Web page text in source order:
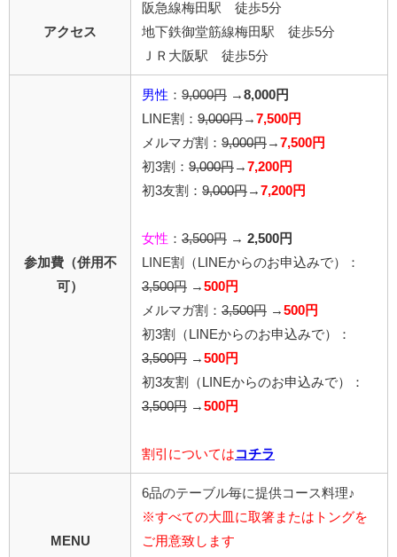
アクセス
阪急線梅田駅 徒歩5分
地下鉄御堂筋線梅田駅 徒歩5分
ＪＲ大阪駅 徒歩5分
参加費（併用不
可）
男性 ： 9,000円 → 8,000円
LINE割： 9,000円 → 7,500円
メルマガ割： 9,000円 → 7,500円
初3割： 9,000円 → 7,200円
初3友割： 9,000円 → 7,200円
女性 ： 3,500円 → 2,500円
LINE割
（LINEからのお申込みで）
：
3,500円 → 500円
メルマガ割： 3,500円 → 500円
初3割（LINEからのお申込みで）：
3,500円 → 500円
初3友割（LINEからのお申込みで）：
3,500円 → 500円
割引については コチラ
MENU
6品のテーブル毎に提供コース料理♪
※すべての大皿に取箸またはトングを
ご用意致します